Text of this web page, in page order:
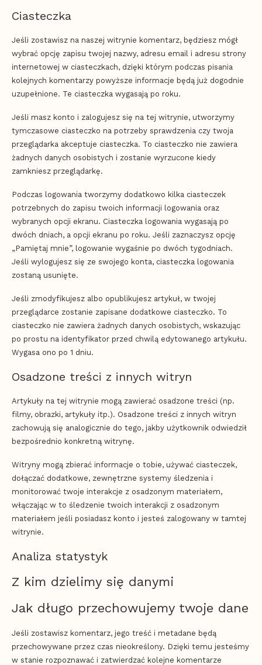
Ciasteczka
Jeśli zostawisz na naszej witrynie komentarz, będziesz mógł
wybrać opcję zapisu twojej nazwy, adresu email i adresu strony
internetowej w ciasteczkach, dzięki którym podczas pisania
kolejnych komentarzy powyższe informacje będą już dogodnie
uzupełnione. Te ciasteczka wygasają po roku.
Jeśli masz konto i zalogujesz się na tej witrynie, utworzymy
tymczasowe ciasteczko na potrzeby sprawdzenia czy twoja
przeglądarka akceptuje ciasteczka. To ciasteczko nie zawiera
żadnych danych osobistych i zostanie wyrzucone kiedy
zamkniesz przeglądarkę.
Podczas logowania tworzymy dodatkowo kilka ciasteczek
potrzebnych do zapisu twoich informacji logowania oraz
wybranych opcji ekranu. Ciasteczka logowania wygasają po
dwóch dniach, a opcji ekranu po roku. Jeśli zaznaczysz opcję
„Pamiętaj mnie”, logowanie wygaśnie po dwóch tygodniach.
Jeśli wylogujesz się ze swojego konta, ciasteczka logowania
zostaną usunięte.
Jeśli zmodyfikujesz albo opublikujesz artykuł, w twojej
przeglądarce zostanie zapisane dodatkowe ciasteczko. To
ciasteczko nie zawiera żadnych danych osobistych, wskazując
po prostu na identyfikator przed chwilą edytowanego artykułu.
Wygasa ono po 1 dniu.
Osadzone treści z innych witryn
Artykuły na tej witrynie mogą zawierać osadzone treści (np.
filmy, obrazki, artykuły itp.). Osadzone treści z innych witryn
zachowują się analogicznie do tego, jakby użytkownik odwiedził
bezpośrednio konkretną witrynę.
Witryny mogą zbierać informacje o tobie, używać ciasteczek,
dołączać dodatkowe, zewnętrzne systemy śledzenia i
monitorować twoje interakcje z osadzonym materiałem,
włączając w to śledzenie twoich interakcji z osadzonym
materiałem jeśli posiadasz konto i jesteś zalogowany w tamtej
witrynie.
Analiza statystyk
Z kim dzielimy się danymi
Jak długo przechowujemy twoje dane
Jeśli zostawisz komentarz, jego treść i metadane będą
przechowywane przez czas nieokreślony. Dzięki temu jesteśmy
w stanie rozpoznawać i zatwierdzać kolejne komentarze